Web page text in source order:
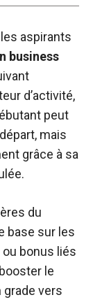
aspirants
business
d’activité,
peut
mais
grâce à sa
du
base sur les
bonus liés
le
grade vers